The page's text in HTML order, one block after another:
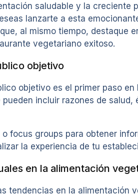
saludable y la creciente
lanzarte a esta
al mismo tiempo, destaque
vegetariano exitoso.
objetivo
objetivo es el primer paso
incluir razones de
o focus groups para obtener
la experiencia de tu
en la alimentación
tendencias en la alimentación